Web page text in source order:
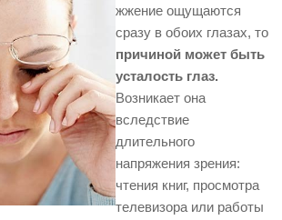
жжение ощущаются
сразу в обоих глазах, то
причиной может быть
усталость глаз.
Возникает она
вследствие
длительного
напряжения зрения:
чтения книг, просмотра
телевизора или работы